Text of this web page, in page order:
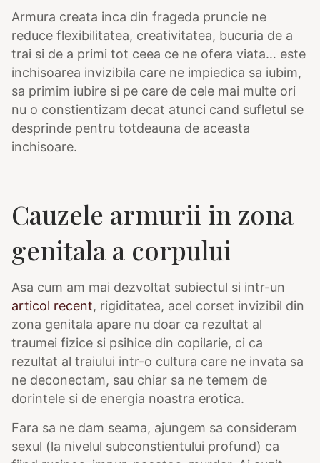
Armura creata inca din frageda pruncie ne
reduce flexibilitatea, creativitatea, bucuria de a
trai si de a primi tot ceea ce ne ofera viata… este
inchisoarea invizibila care ne impiedica sa iubim,
sa primim iubire si pe care de cele mai multe ori
nu o constientizam decat atunci cand sufletul se
desprinde pentru totdeauna de aceasta
inchisoare.
Cauzele armurii in zona
genitala a corpului
Asa cum am mai dezvoltat subiectul si intr-un
articol recent, rigiditatea, acel corset invizibil din
zona genitala apare nu doar ca rezultat al
traumei fizice si psihice din copilarie, ci ca
rezultat al traiului intr-o cultura care ne invata sa
ne deconectam, sau chiar sa ne temem de
dorintele si de energia noastra erotica.
Fara sa ne dam seama, ajungem sa consideram
sexul (la nivelul subconstientului profund) ca